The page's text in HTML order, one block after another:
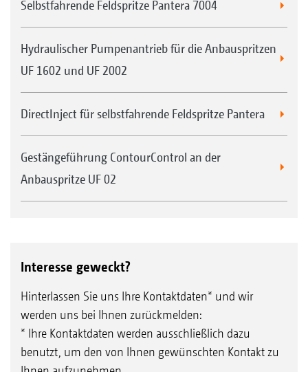
Selbstfahrende Feldspritze Pantera 7004
Hydraulischer Pumpenantrieb für die Anbauspritzen
UF 1602 und UF 2002
DirectInject für selbstfahrende Feldspritze Pantera
Gestängeführung ContourControl an der
Anbauspritze UF 02
Interesse geweckt?
Hinterlassen Sie uns Ihre Kontaktdaten* und wir
werden uns bei Ihnen zurückmelden:
* Ihre Kontaktdaten werden ausschließlich dazu
benutzt, um den von Ihnen gewünschten Kontakt zu